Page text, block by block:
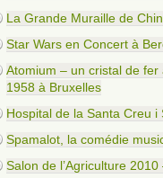
La Grande Muraille de
Star Wars en Concert à
Atomium – un cristal de fer
1958 à Bruxelles
Hospital de la Santa Creu i
Spamalot, la comédie
Salon de l’Agriculture